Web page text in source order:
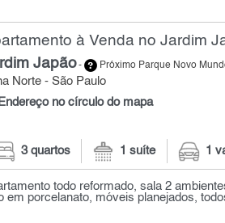
à Venda no Jardim
Japão- Próximo Parque Novo
Norte - São Paulo
Endereço no círculo do mapa
3 quartos 1 suíte 1
todo reformado, sala 2
em porcelanato, móveis planejados,